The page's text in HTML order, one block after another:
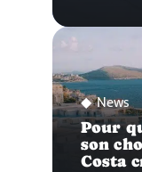
News
Pour
son
Costa